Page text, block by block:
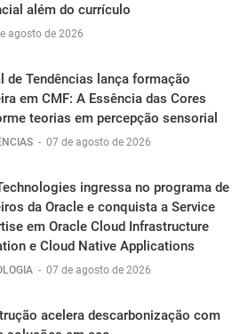
além do currículo
agosto de 2026
de Tendências lança formação
em CMF: A Essência das Cores
teorias em percepção sensorial
- 07 de agosto de 2026
ingressa no programa de
da Oracle e conquista a Service
em Oracle Cloud Infrastructure
e Cloud Native Applications
- 07 de agosto de 2026
acelera descarbonização com